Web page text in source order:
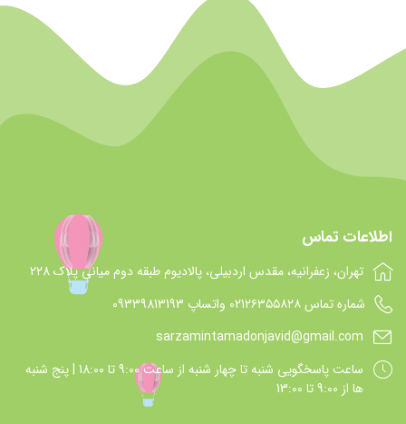
اطلاعات تماس
تهران، زعفرانیه، مقدس اردبیلی، پالادیوم طبقه دوم میانی پلاک 228
شماره تماس 021۲۶۳۵۵۸۲۸ واتساپ 09339813193
sarzamintamadonjavid@gmail.com
ساعت پاسخگويي شنبه تا چهار شنبه از ساعت 9:00 تا 18:00 | پنج شنبه
ها از 9:00 تا 13:00